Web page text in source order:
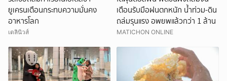
ยูเครนเตือนกระทบความมั่นคง
อาหารโลก
เดลินิวส์
เตือนรับมือฝนตกหนัก น้ำท่วม-ดิน
ถล่มรุนแรง อพยพแล้วกว่า 1 ล้าน
MATICHON ONLINE